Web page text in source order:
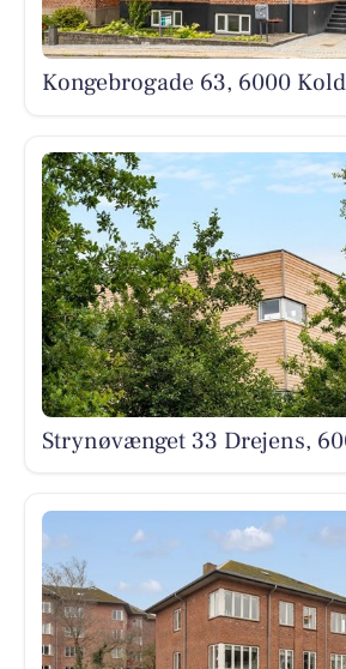
Kongebrogade 63, 6000
Strynøvænget 33 Drejens,